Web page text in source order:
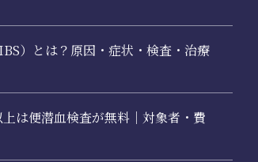
）とは？原因・症状・検査・治療
は便潜血検査が無料｜対象者・費